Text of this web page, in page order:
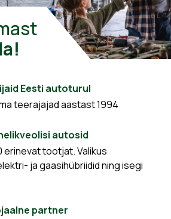
Eesti autoturul
teerajajad aastast 1994
autosid
erinevat tootjat. Valikus
ja gaasihübriidid ning isegi
partner